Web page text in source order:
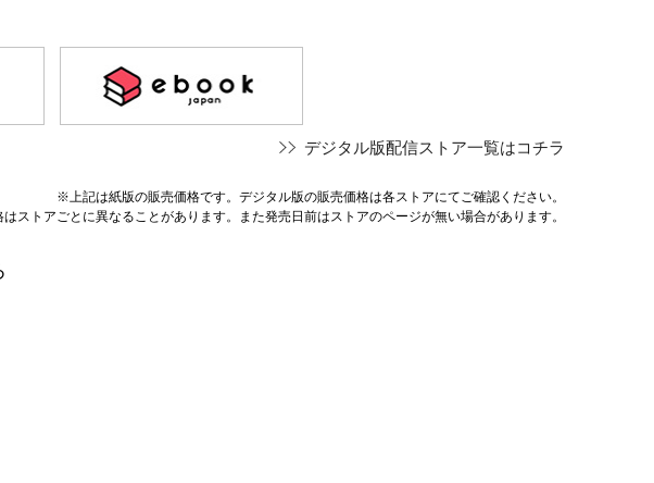
デジタル版配信ストア一覧はコチラ
※上記は紙版の販売価格です。デジタル版の販売価格は各ストアにてご確認ください。
ストアごとに異なることがあります。また発売日前はストアのページが無い場合があります。